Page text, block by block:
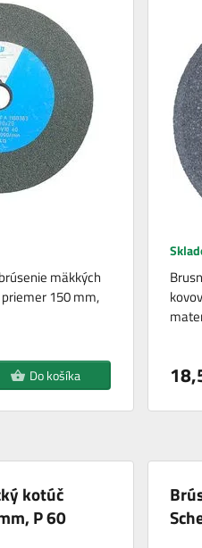
mäkkých
150 mm,
Do košíka
kotúč
P 60